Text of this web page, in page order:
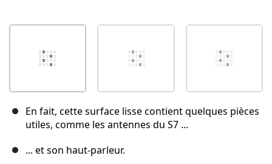
En fait, cette surface lisse contient quelques pièces
utiles, comme les antennes du S7 ...
... et son haut-parleur.